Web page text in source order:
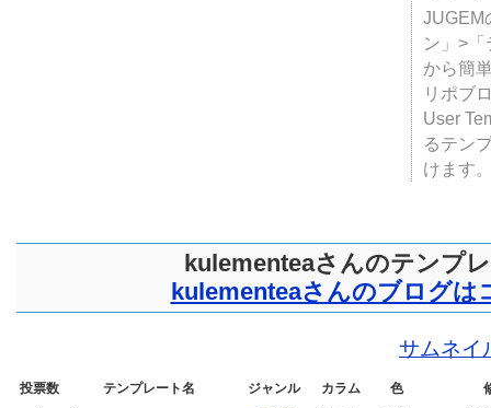
JUGEM
ン」>
から簡
リポブ
User
るテン
けます
kulementeaさんのテンプ
kulementeaさんのブログは
サムネイ
投票数 テンプレート名 ジャンル カラム 色